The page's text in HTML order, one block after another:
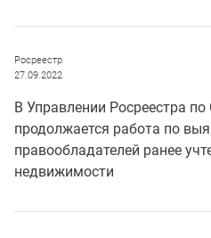
Росреестр
27.09.2022
В Управлении Росреестра
продолжается работа по
правообладателей ранее
недвижимости